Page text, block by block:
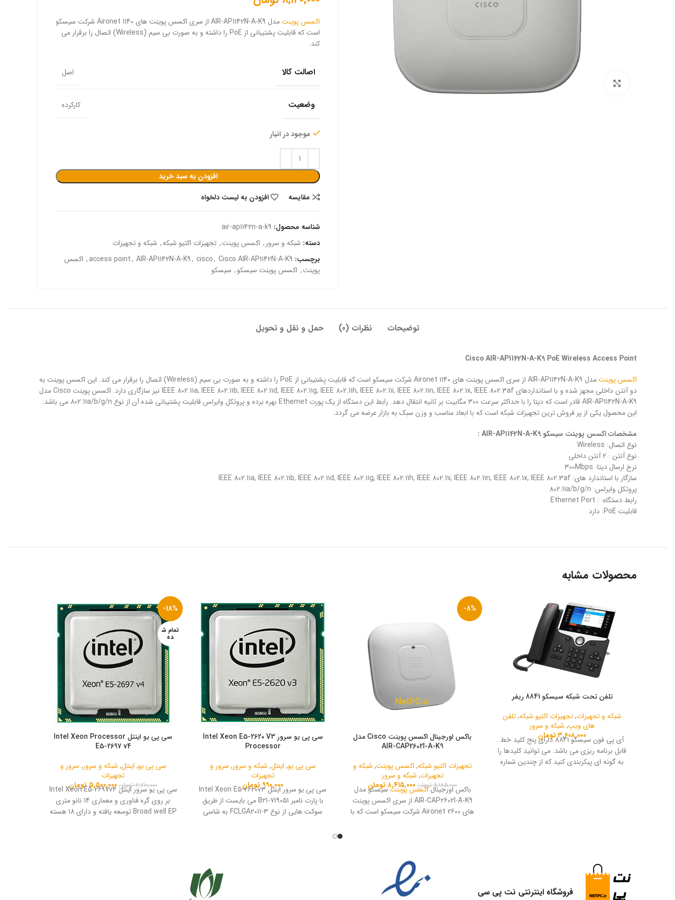
برای بزرگنمایی کلیک کنید
اکسس پوینت
مدل AIR-AP1142N-A-K9 از سری اکسس پوینت های Aironet 1140 شرکت سیسکو
است که قابلیت پشتیبانی از PoE را داشته و به صورت بی سیم (Wireless) اتصال را برقرار می
کند.
اصالت کالا اصل
وضعیت کارکرده
موجود در انبار
افزودن به سبد خرید
مقایسه
افزودن به لیست دلخواه
شناسه محصول: air-ap1142n-a-k9
دسته: شبکه و سرور, اکسس پوینت, تجهیزات اکتیو شبکه, شبکه و تجهیزات
برچسب:
access point, AIR-AP1142N-A-K9, cisco, Cisco AIR-AP1142N-A-K9
, اکسس
پوینت, اکسس پوینت سیسکو, سیسکو
توضیحات نظرات (0) حمل و نقل و تحویل
Cisco AIR-AP1142N-A-K9 PoE Wireless Access Point
اکسس پوینت
مدل AIR-AP1142N-A-K9 از سری اکسس پوینت های Aironet 1140 شرکت سیسکو است که قابلیت پشتیبانی از PoE را داشته و به صورت بی سیم (Wireless) اتصال را برقرار می کند. این اکسس پوینت به
دو آنتن داخلی مجهز شده و با استانداردهای IEEE 802.11a, IEEE 802.11b, IEEE 802.11d, IEEE 802.11g, IEEE 802.11h, IEEE 802.11i, IEEE 802.11n, IEEE 802.1x, IEEE 802.3af نیز سازگاری دارد. اکسس پوینت Cisco مدل
AIR-AP1142N-A-K9 قادر است که دیتا را با حداکثر سرعت 300 مگابیت بر ثانیه انتقال دهد. رابط این دستگاه از یک پورت Ethernet بهره برده و پروتکل وایرلس قابلیت پشتیبانی شده آن از نوع 802.11a/b/g/n می باشد.
این محصول یکی از پر فروش ترین تجهیزات شبکه است که با ابعاد مناسب و وزن سبک به بازار عرضه می گردد.
مشخصات اکسس پوینت سیسکو AIR-AP1142N-A-K9 :
نوع اتصال: Wireless
نوع آنتن : 2 آنتن داخلی
نرخ ارسال دیتا: 300Mbps
سازگار با استاندارد های: IEEE 802.11a, IEEE 802.11b, IEEE 802.11d, IEEE 802.11g, IEEE 802.11h, IEEE 802.11i, IEEE 802.11n, IEEE 802.1x, IEEE 802.3af
پروتکل وایرلس: 802.11a/b/g/n
رابط دستگاه: : Ethernet Port
قابلیت PoE: دارد
محصولات مشابه
تلفن تحت شبکه سیسکو 8841 ریفر
شبکه و تجهیزات,تجهیزات اکتیو شبکه,تلفن
های ویپ, شبکه و سرور
۳,۶۰۸,۰۰۰ تومان
آی پی فون سیسکو 8841 دارای پنج کلید خط
قابل برنامه ریزی می باشد. می توانید کلیدها را
به گونه ای پیکربندی کنید که از چندین شماره
-8%
باکس اورجینال اکسس پوینت Cisco مدل
AIR-CAP2602I-A-K9
تجهیزات اکتیو شبکه, اکسس پوینت, شبکه و
تجهیزات, شبکه و سرور
۹,۱۸۵,۰۰۰ تومان ۸,۴۱۵,۰۰۰ تومان باکس اورجینالاکسس پوینتسیسکو مدل
AIR-CAP2602I-A-K9 از سری اکسس پوینت
های Aironet 2600 شرکت سیسکو است که با
سی پی یو سرور Intel Xeon E5-2620 V3
Processor
سی پی یو, اینتل, شبکه و سرور, سرور و
تجهیزات
۹۹۰,۰۰۰ تومان
سی پی یو سرور اینتل Intel Xeon E5-2620v3
با پارت نامبر 719051-B21 می بایست از طریق
سوکت هایی از نوع FCLGA2011-3 به شاسی
-18%
تمام ش
ده
سی پی یو اینتل Intel Xeon Processor
E5-2697 v4
سی پی یو, اینتل, شبکه و سرور, سرور و
تجهیزات
۶,۷۱۰,۰۰۰ تومان ۵,۵۰۰,۰۰۰تومان
سی پی یو سرور اینتل Intel Xeon E5-2697v4
بر روی گره فناوری و معماری 14 نانو متری
Broad well EP توسعه یافته و دارای 18 هسته
فروشگاه اینترنتی نت پی سی